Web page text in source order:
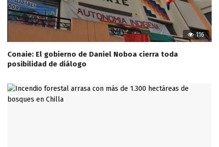
116
Conaie: El gobierno de Daniel Noboa cierra toda
posibilidad de diálogo